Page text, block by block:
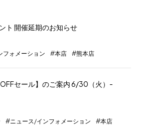
ト 開催延期のお知らせ
フォメーション 本店 熊本店
OFFセール】のご案内 6/30（火）-
ニュース/インフォメーション
本店